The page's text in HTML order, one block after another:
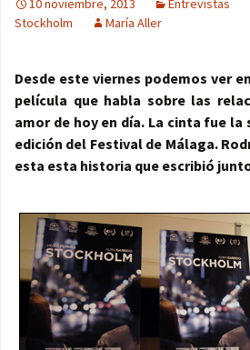
10 noviembre, 2013 Entrevistas
Stockholm
María Aller
Desde este viernes podemos ver
película que habla sobre las
amor de hoy en día. La cinta fue la
edición del Festival de Málaga.
esta esta historia que escribió